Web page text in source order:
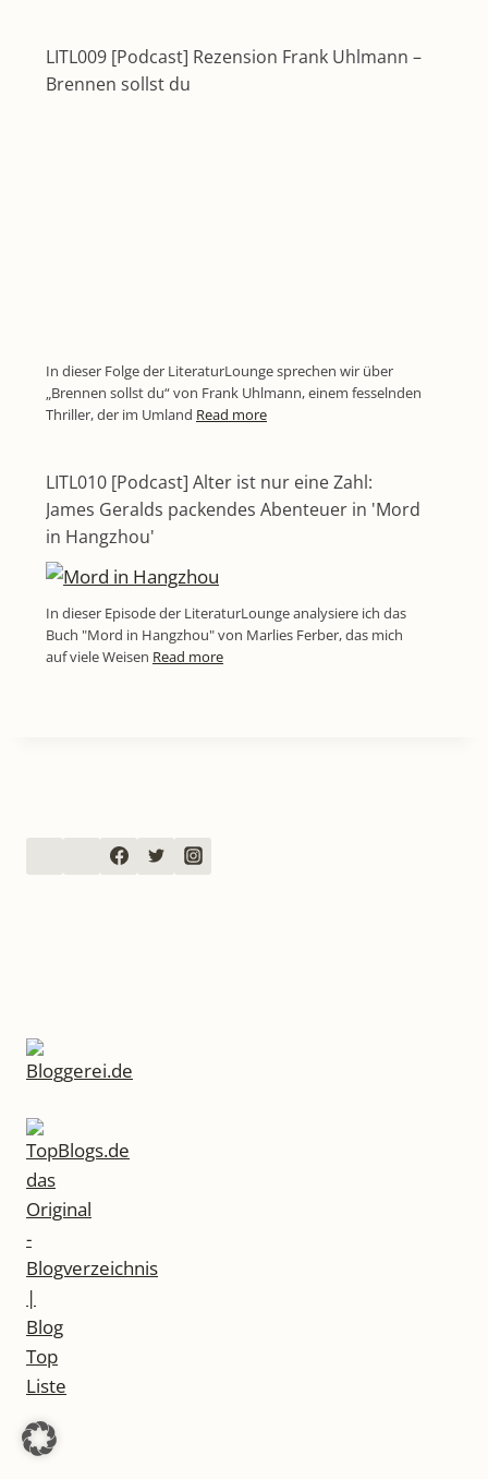
LITL009 [Podcast] Rezension Frank Uhlmann –
Brennen sollst du
In dieser Folge der LiteraturLounge sprechen wir über
„Brennen sollst du“ von Frank Uhlmann, einem fesselnden
Thriller, der im Umland Read more
LITL010 [Podcast] Alter ist nur eine Zahl:
James Geralds packendes Abenteuer in 'Mord
in Hangzhou'
In dieser Episode der LiteraturLounge analysiere ich das
Buch "Mord in Hangzhou" von Marlies Ferber, das mich
auf viele Weisen Read more